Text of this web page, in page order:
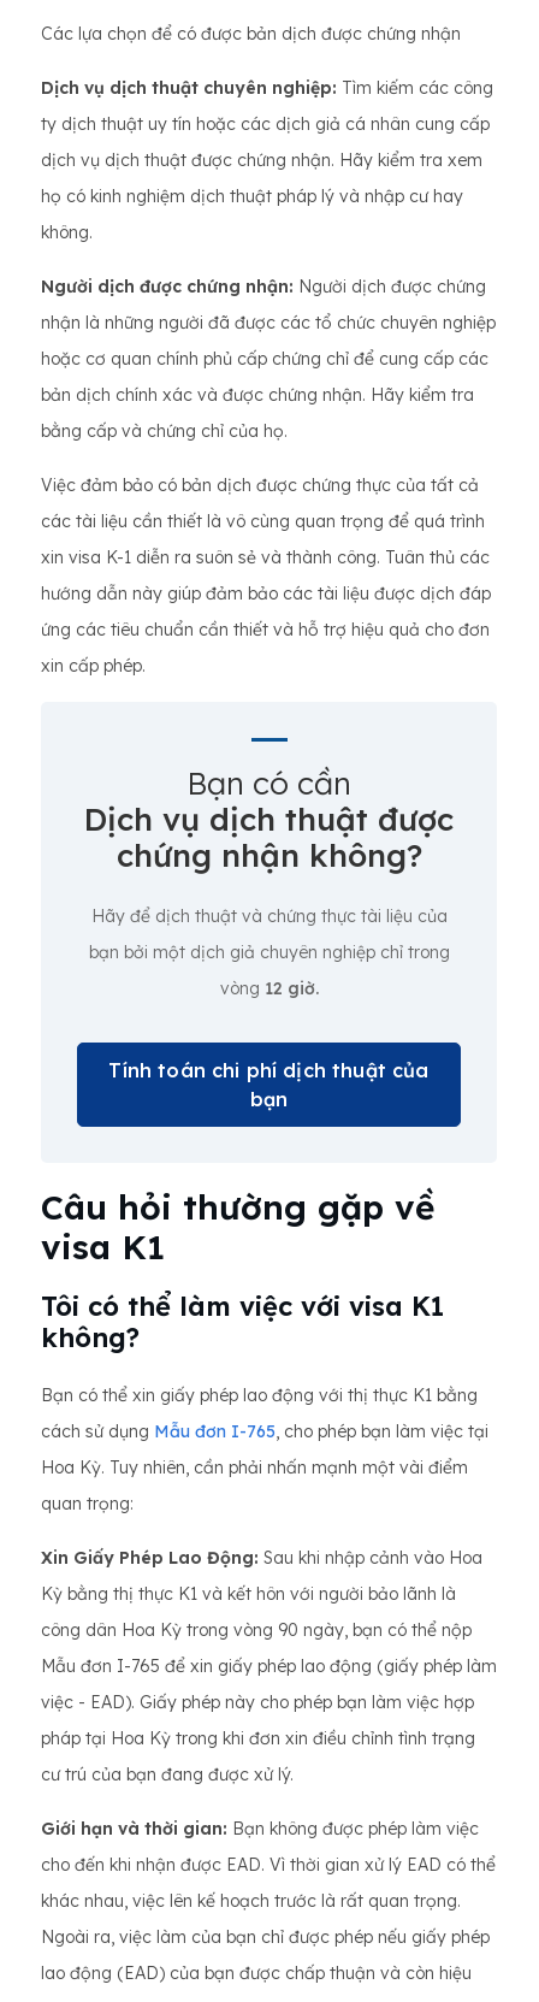
Các lựa chọn để có được bản dịch được chứng nhận
Dịch vụ dịch thuật chuyên nghiệp: Tìm kiếm các công
ty dịch thuật uy tín hoặc các dịch giả cá nhân cung cấp
dịch vụ dịch thuật được chứng nhận. Hãy kiểm tra xem
họ có kinh nghiệm dịch thuật pháp lý và nhập cư hay
không.
Người dịch được chứng nhận: Người dịch được chứng
nhận là những người đã được các tổ chức chuyên nghiệp
hoặc cơ quan chính phủ cấp chứng chỉ để cung cấp các
bản dịch chính xác và được chứng nhận. Hãy kiểm tra
bằng cấp và chứng chỉ của họ.
Việc đảm bảo có bản dịch được chứng thực của tất cả
các tài liệu cần thiết là vô cùng quan trọng để quá trình
xin visa K-1 diễn ra suôn sẻ và thành công. Tuân thủ các
hướng dẫn này giúp đảm bảo các tài liệu được dịch đáp
ứng các tiêu chuẩn cần thiết và hỗ trợ hiệu quả cho đơn
xin cấp phép.
Bạn có cần
Dịch vụ dịch thuật được
chứng nhận không?
Hãy để dịch thuật và chứng thực tài liệu của
bạn bởi một dịch giả chuyên nghiệp chỉ trong
vòng 12 giờ.
Tính toán chi phí dịch thuật của
bạn
Câu hỏi thường gặp về
visa K1
Tôi có thể làm việc với visa K1
không?
Bạn có thể xin giấy phép lao động với thị thực K1 bằng
cách sử dụng Mẫu đơn I-765, cho phép bạn làm việc tại
Hoa Kỳ. Tuy nhiên, cần phải nhấn mạnh một vài điểm
quan trọng:
Xin Giấy Phép Lao Động: Sau khi nhập cảnh vào Hoa
Kỳ bằng thị thực K1 và kết hôn với người bảo lãnh là
công dân Hoa Kỳ trong vòng 90 ngày, bạn có thể nộp
Mẫu đơn I-765 để xin giấy phép lao động (giấy phép làm
việc - EAD). Giấy phép này cho phép bạn làm việc hợp
pháp tại Hoa Kỳ trong khi đơn xin điều chỉnh tình trạng
cư trú của bạn đang được xử lý.
Giới hạn và thời gian: Bạn không được phép làm việc
cho đến khi nhận được EAD. Vì thời gian xử lý EAD có thể
khác nhau, việc lên kế hoạch trước là rất quan trọng.
Ngoài ra, việc làm của bạn chỉ được phép nếu giấy phép
lao động (EAD) của bạn được chấp thuận và còn hiệu